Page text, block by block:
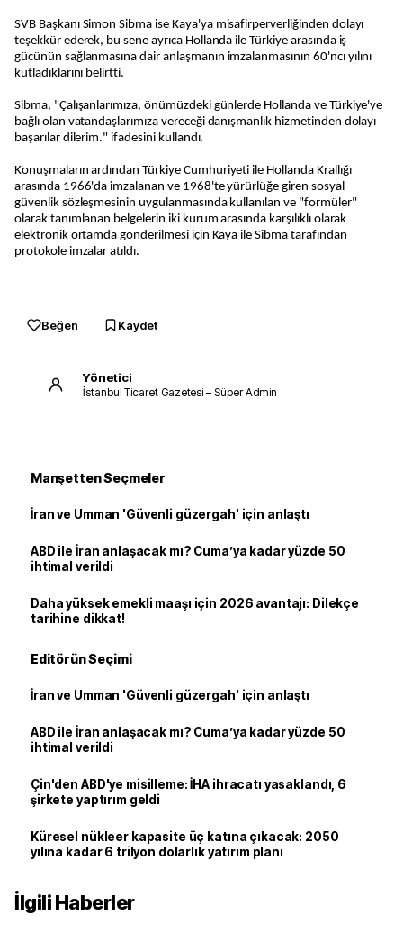
SVB Başkanı Simon Sibma ise Kaya'ya misafirperverliğinden dolayı
teşekkür ederek, bu sene ayrıca Hollanda ile Türkiye arasında iş
gücünün sağlanmasına dair anlaşmanın imzalanmasının 60'ncı yılını
kutladıklarını belirtti.
Sibma, "Çalışanlarımıza, önümüzdeki günlerde Hollanda ve Türkiye'ye
bağlı olan vatandaşlarımıza vereceği danışmanlık hizmetinden dolayı
başarılar dilerim." ifadesini kullandı.
Konuşmaların ardından Türkiye Cumhuriyeti ile Hollanda Krallığı
arasında 1966'da imzalanan ve 1968'te yürürlüğe giren sosyal
güvenlik sözleşmesinin uygulanmasında kullanılan ve "formüler"
olarak tanımlanan belgelerin iki kurum arasında karşılıklı olarak
elektronik ortamda gönderilmesi için Kaya ile Sibma tarafından
protokole imzalar atıldı.
Beğen Kaydet
Yönetici
İstanbul Ticaret Gazetesi – Süper Admin
Manşetten Seçmeler
İran ve Umman 'Güvenli güzergah' için anlaştı
ABD ile İran anlaşacak mı? Cuma’ya kadar yüzde 50
ihtimal verildi
Daha yüksek emekli maaşı için 2026 avantajı: Dilekçe
tarihine dikkat!
Editörün Seçimi
İran ve Umman 'Güvenli güzergah' için anlaştı
ABD ile İran anlaşacak mı? Cuma’ya kadar yüzde 50
ihtimal verildi
Çin'den ABD'ye misilleme: İHA ihracatı yasaklandı, 6
şirkete yaptırım geldi
Küresel nükleer kapasite üç katına çıkacak: 2050
yılına kadar 6 trilyon dolarlık yatırım planı
İlgili Haberler